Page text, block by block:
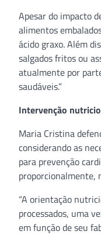
Apesar do impacto
alimentos
ácido graxo. Além
salgados fritos ou
atualmente por
saudáveis.”
Intervenção
Maria Cristina
considerando as
para prevenção
proporcionalmente,
“A orientação
processados, uma
em função de seu